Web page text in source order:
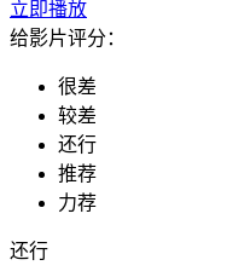
立即播放
给影片评分：
很差
较差
还行
推荐
力荐
还行